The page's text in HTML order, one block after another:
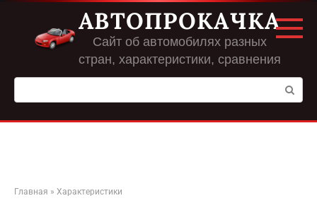
Перейти
контенту
АВТОПРОКАЧКА
Сайт об автомобилях разных
стран, характеристики, сравнения
Поиск:
Главная » Характеристики